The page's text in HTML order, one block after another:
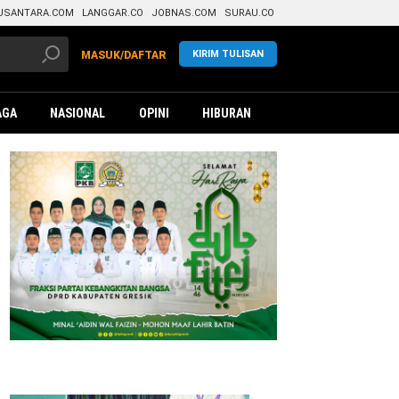
LANGGAR.CO JOBNAS.COM SURAU.CO
KIRIM TULISAN
MASUK/DAFTAR
NASIONAL OPINI HIBURAN